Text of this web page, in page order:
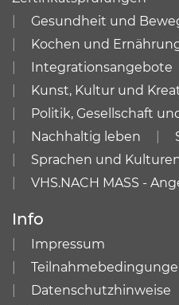
Gesundheit und
Kochen und
Integrationsangebote
Kunst, Kultur und
Politik, Gesellschaft
Nachhaltig leben
Sprachen und
VHS.NACH MASS -
Info
Impressum
Datenschutzhinweise